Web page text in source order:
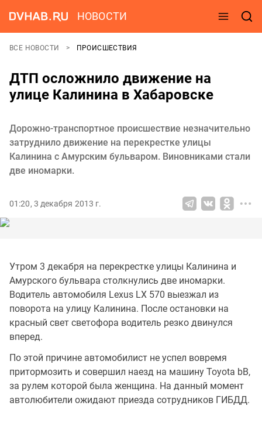
НОВОСТИ
ВСЕ НОВОСТИ ПРОИСШЕСТВИЯ
ДТП осложнило движение на
улице Калинина в Хабаровске
Дорожно-транспортное происшествие незначительно
затруднило движение на перекрестке улицы
Калинина с Амурским бульваром. Виновниками стали
две иномарки.
01:20, 3 декабря 2013 г.
Утром 3 декабря на перекрестке улицы Калинина и
Амурского бульвара столкнулись две иномарки.
Водитель автомобиля Lexus LX 570 выезжал из
поворота на улицу Калинина. После остановки на
красный свет светофора водитель резко двинулся
вперед.
По этой причине автомобилист не успел вовремя
притормозить и совершил наезд на машину Toyota bB,
за рулем которой была женщина. На данный момент
автолюбители ожидают приезда сотрудников ГИБДД.